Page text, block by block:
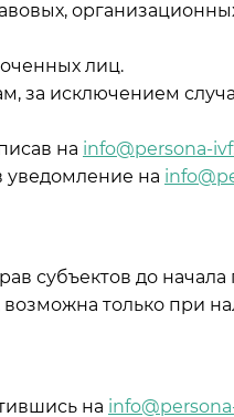
лиц.
за исключением
на info@persona-
уведомление на
субъектов до начала
только при
на